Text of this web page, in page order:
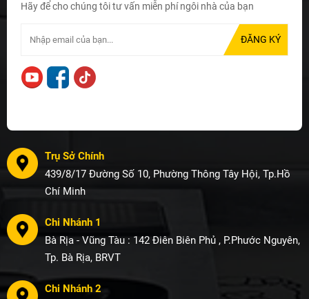
Hãy để cho chúng tôi tư vấn miễn phí ngôi nhà của bạn
Trụ Sở Chính
439/8/17 Đường Số 10, Phường Thông Tây Hội, Tp.Hồ
Chí Minh
Chi Nhánh 1
Bà Rịa - Vũng Tàu : 142 Điên Biên Phủ , P.Phước Nguyên,
Tp. Bà Rịa, BRVT
Chi Nhánh 2